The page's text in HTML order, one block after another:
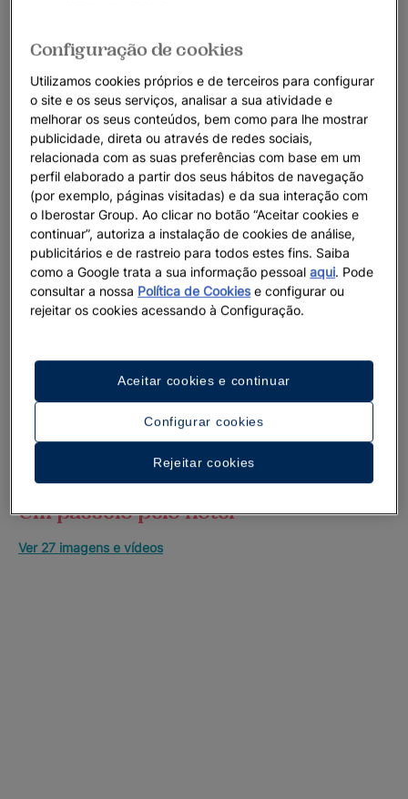
Um passeio pelo hotel
Ver 27 imagens e vídeos
Configuração de cookies
Utilizamos cookies próprios e de terceiros para configurar
o site e os seus serviços, analisar a sua atividade e
melhorar os seus conteúdos, bem como para lhe mostrar
publicidade, direta ou através de redes sociais,
relacionada com as suas preferências com base em um
perfil elaborado a partir dos seus hábitos de navegação
(por exemplo, páginas visitadas) e da sua interação com
o Iberostar Group. Ao clicar no botão “Aceitar cookies e
continuar”, autoriza a instalação de cookies de análise,
publicitários e de rastreio para todos estes fins. Saiba
como a Google trata a sua informação pessoalaqui. Pode
consultar a nossa Política de Cookiese configurar ou
rejeitar os cookies acessando à Configuração.
Configurar cookies
Rejeitar cookies
Aceitar cookies e continuar